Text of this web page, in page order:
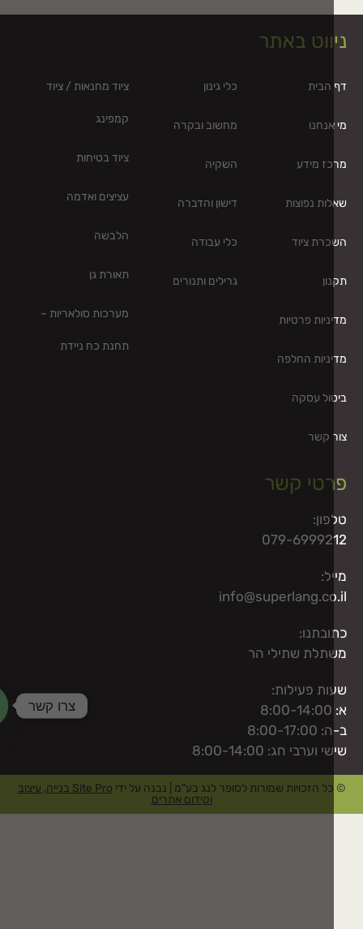
באתר
מידע
נפוצות
ציוד
פרטיות
החלפה
עסקה
קשר
כלי גינון
מחשוב ובקרה
השקיה
דישון והדברה
כלי עבודה
גרילים ותנורים
ציוד מחנאות / ציוד
קמפינג
ציוד בטיחות
עציצים ואדמה
הלבשה
תאורת גן
מערכות סולאריות –
תחנת כח ניידת
קשר
079-
שתילי הר
פעילות:
וערבי חג: 8:00-14:00
הזכויות שמורות לסופר לנג בע"מ | נבנה על ידי
Site Pro בנייה, עיצוב
וקידום אתרים
צרו קשר